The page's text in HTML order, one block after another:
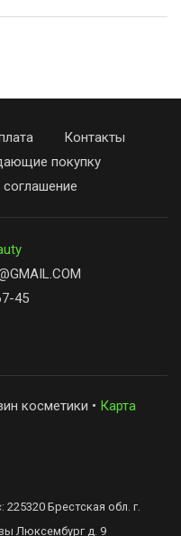
Контакты
покупку
45
косметики • Карта
Брестская обл. г.
Люксембург д. 9